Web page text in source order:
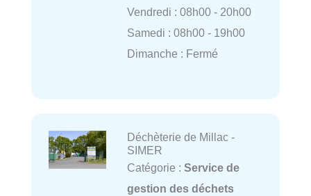
Vendredi : 08h00 - 20h00
Samedi : 08h00 - 19h00
Dimanche : Fermé
Déchèterie de Millac -
SIMER
Catégorie : Service de
gestion des déchets